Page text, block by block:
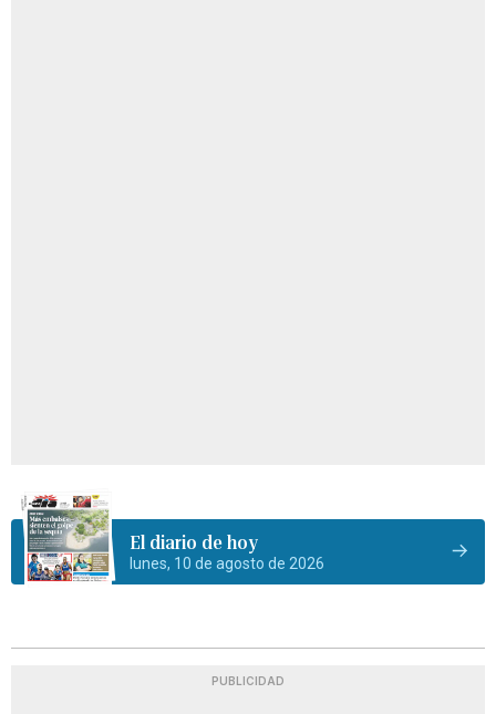
El diario de hoy
lunes, 10 de agosto de 2026
PUBLICIDAD